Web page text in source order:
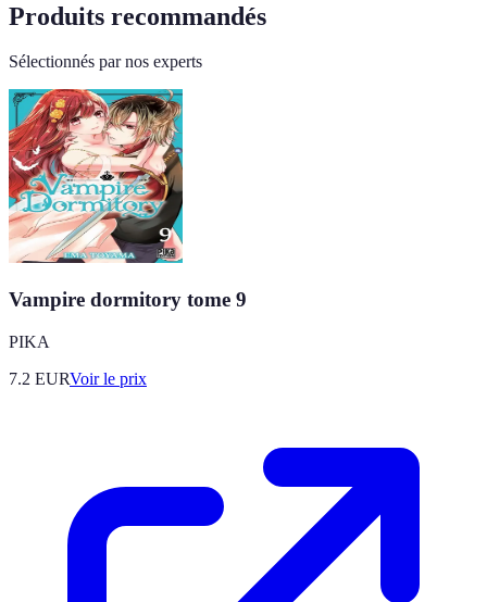
Produits recommandés
Sélectionnés par nos experts
Vampire dormitory tome 9
PIKA
7.2 EURVoir le prix